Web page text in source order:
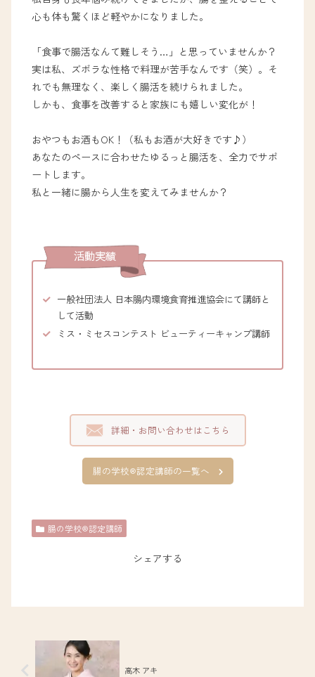
心も体も驚くほど軽やかになりました。
「食事で腸活なんて難しそう…」と思っていませんか？
実は私、ズボラな性格で料理が苦手なんです（笑）。そ
れでも無理なく、楽しく腸活を続けられました。
しかも、食事を改善すると家族にも嬉しい変化が！
おやつもお酒もOK！（私もお酒が大好きです♪）
あなたのペースに合わせたゆるっと腸活を、全力でサポ
ートします。
私と一緒に腸から人生を変えてみませんか？
活動実績
一般社団法人 日本腸内環境食育推進協会にて講師と
して活動
ミス・ミセスコンテスト ビューティーキャンプ講師
詳細・お問い合わせはこちら
腸の学校®認定講師の一覧へ
腸の学校®認定講師
シェアする
高木 アキ